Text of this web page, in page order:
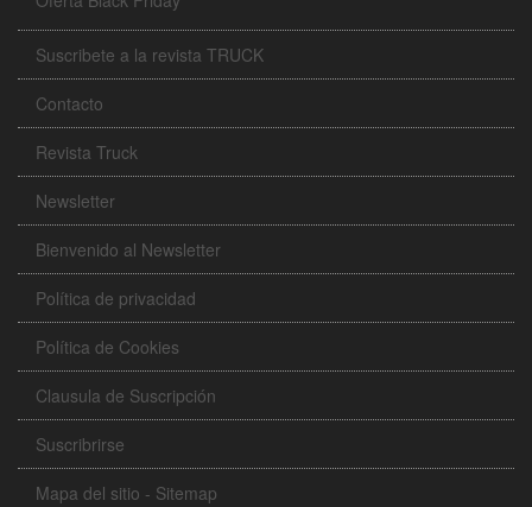
Suscribete a la revista TRUCK
Contacto
Revista Truck
Newsletter
Bienvenido al Newsletter
Política de privacidad
Política de Cookies
Clausula de Suscripción
Suscribrirse
Mapa del sitio - Sitemap